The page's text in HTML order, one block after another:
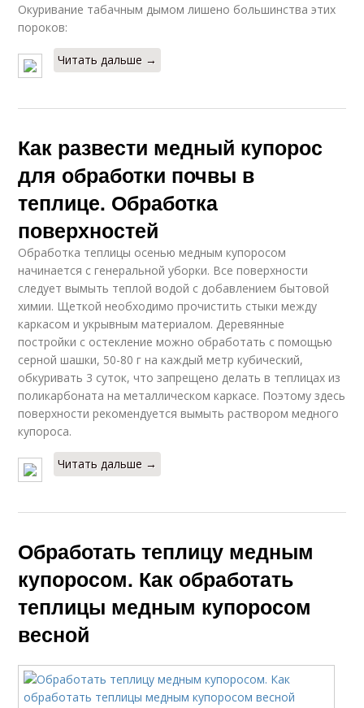
Окуривание табачным дымом лишено большинства этих
пороков:
Читать дальше →
Как развести медный купорос
для обработки почвы в
теплице. Обработка
поверхностей
Обработка теплицы осенью медным купоросом
начинается с генеральной уборки. Все поверхности
следует вымыть теплой водой с добавлением бытовой
химии. Щеткой необходимо прочистить стыки между
каркасом и укрывным материалом. Деревянные
постройки с остекление можно обработать с помощью
серной шашки, 50-80 г на каждый метр кубический,
обкуривать 3 суток, что запрещено делать в теплицах из
поликарбоната на металлическом каркасе. Поэтому здесь
поверхности рекомендуется вымыть раствором медного
купороса.
Читать дальше →
Обработать теплицу медным
купоросом. Как обработать
теплицы медным купоросом
весной